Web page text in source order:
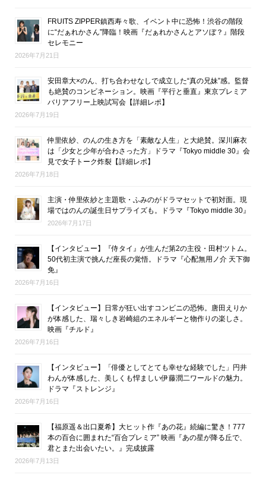
FRUITS ZIPPER鎮西寿々歌、イベント中に恐怖！渋谷の階段
に“だぁれかさん”降臨！映画『だぁれかさんとアソぼ？』階段
セレモニー
2026年7月21日
安田章大×のん、打ち合わせなしで成立した“真の兄妹”感。監督
も絶賛のコンビネーション。映画『平行と垂直』東京プレミア
バリアフリー上映試写会【詳細レポ】
2026年7月19日
仲里依紗、のんの生き方を「素敵な人生」と大絶賛。深川麻衣
は「少女と少年が合わさった方」ドラマ『Tokyo middle 30』会
見で女子トーク炸裂【詳細レポ】
2026年7月18日
主演・仲里依紗と主題歌・ふみのがドラマセットで初対面。現
場ではのんの誕生日サプライズも。ドラマ『Tokyo middle 30』
2026年7月17日
【インタビュー】『侍タイ』が生んだ第2の主役・田村ツトム。
50代初主演で挑んだ座長の覚悟。ドラマ『心配無用ノ介 天下御
免』
2026年7月16日
【インタビュー】日常が狂い出すコンビニの恐怖。唐田えりか
が体感した、瑞々しき岩崎組のエネルギーと物作りの楽しさ。
映画『チルド』
2026年7月16日
【インタビュー】「俳優としてとても幸せな経験でした」円井
わんが体感した、美しくも悍ましい伊藤潤二ワールドの魅力。
ドラマ『ストレンジ』
2026年7月16日
【福原遥＆出口夏希】大ヒット作『あの花』続編に驚き！777
本の百合に囲まれた“百合プレミア” 映画『あの星が降る丘で、
君とまた出会いたい。』完成披露
2026年7月13日